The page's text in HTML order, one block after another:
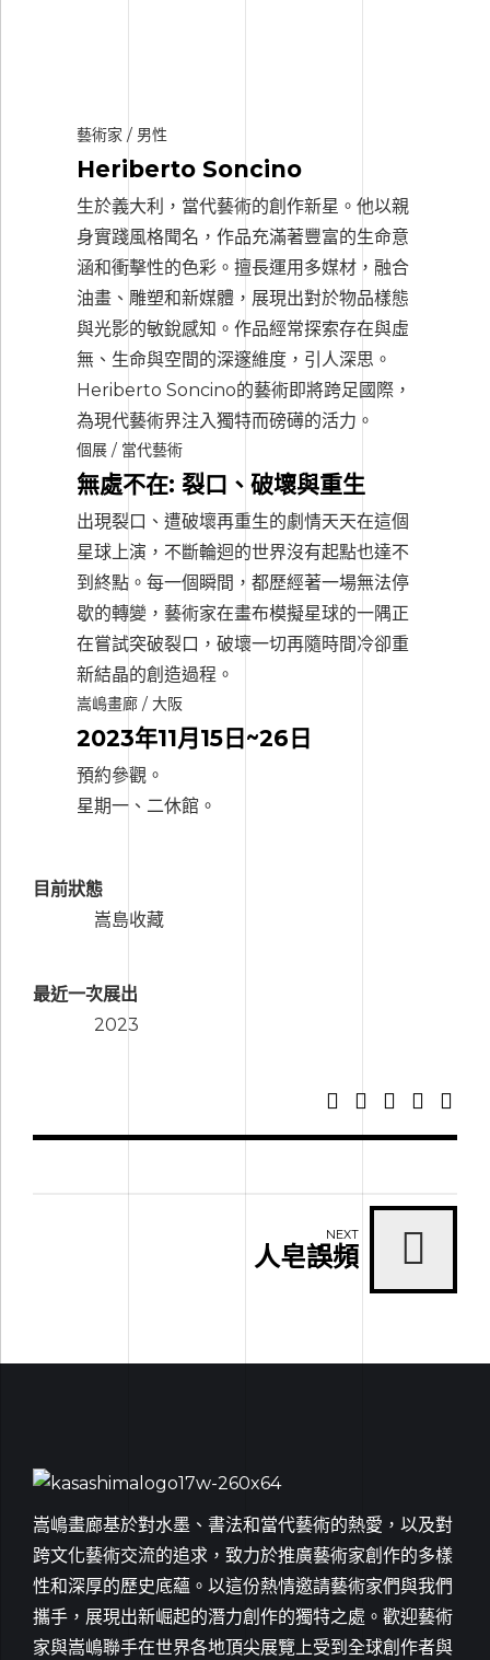
藝術家 / 男性
Heriberto Soncino
生於義大利，當代藝術的創作新星。他以親
身實踐風格聞名，作品充滿著豐富的生命意
涵和衝擊性的色彩。擅長運用多媒材，融合
油畫、雕塑和新媒體，展現出對於物品樣態
與光影的敏銳感知。作品經常探索存在與虛
無、生命與空間的深邃維度，引人深思。
Heriberto Soncino的藝術即將跨足國際，
為現代藝術界注入獨特而磅礡的活力。
個展 / 當代藝術
無處不在: 裂口、破壞與重生
出現裂口、遭破壞再重生的劇情天天在這個
星球上演，不斷輪迴的世界沒有起點也達不
到終點。每一個瞬間，都歷經著一場無法停
歇的轉變，藝術家在畫布模擬星球的一隅正
在嘗試突破裂口，破壞一切再隨時間冷卻重
新結晶的創造過程。
嵩嶋畫廊 / 大阪
2023年11月15日~26日
預約參觀。
星期一、二休館。
目前狀態
嵩島收藏
最近一次展出
2023
NEXT
人皂誤頻
嵩嶋畫廊基於對水墨、書法和當代藝術的熱愛，以及對
跨文化藝術交流的追求，致力於推廣藝術家創作的多樣
性和深厚的歷史底蘊。以這份熱情邀請藝術家們與我們
攜手，展現出新崛起的潛力創作的獨特之處。歡迎藝術
家與嵩嶋聯手在世界各地頂尖展覽上受到全球創作者與